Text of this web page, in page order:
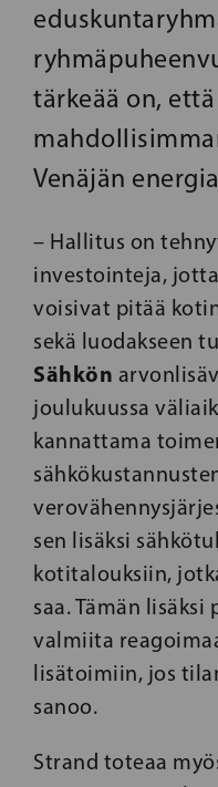
tärkeää on,
Venäjän
– Hallitus on
investointeja,
voisivat pitää
sekä luodakseen
Sähkön
joulukuussa
kannattama
sen lisäksi
kotitalouksiin,
saa. Tämän
valmiita
lisätoimiin, jos
sanoo.
Strand toteaa